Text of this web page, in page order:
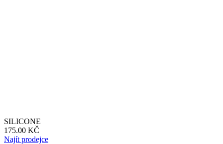
SILICONE
175.00 KČ
Najít prodejce